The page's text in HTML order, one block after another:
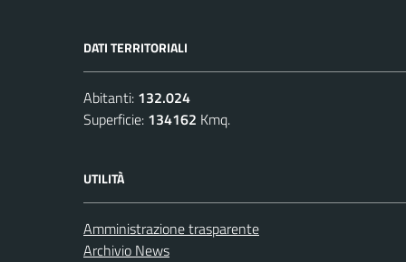
DATI TERRITORIALI
Abitanti: 132.024
Superficie: 134162 Kmq.
UTILITÀ
Amministrazione trasparente
Archivio News